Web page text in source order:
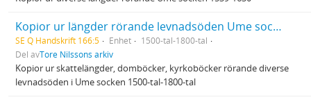
Kopior ur längder rörande levnadsöden Ume socken 1500-tal-1800-tal
SE Q Handskrift 166:5 Enhet
1500-tal-1800-tal
Del avTore Nilssons arkiv
Kopior ur skattelängder, domböcker, kyrkoböcker rörande diverse
levnadsöden i Ume socken 1500-tal-1800-tal